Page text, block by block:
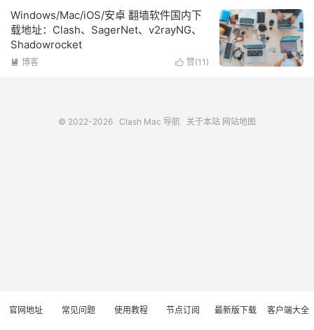
Windows/Mac/iOS/安卓 翻墙软件国内下
载地址：Clash、SagerNet、v2rayNG、
Shadowrocket
 赞(11 )
 博客
© 2022-2026 Clash Mac 导航 关于本站 网站地图
官网地址 常见问题 使用教程 节点订阅 最新版下载 客户端大全